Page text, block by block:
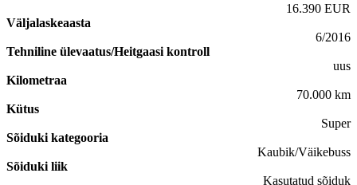
16.390 EUR
Väljalaskeaasta
6/2016
Tehniline ülevaatus/Heitgaasi kontroll
uus
Kilometraa
70.000 km
Kütus
Super
Sõiduki kategooria
Kaubik/Väikebuss
Sõiduki liik
Kasutatud sõiduk